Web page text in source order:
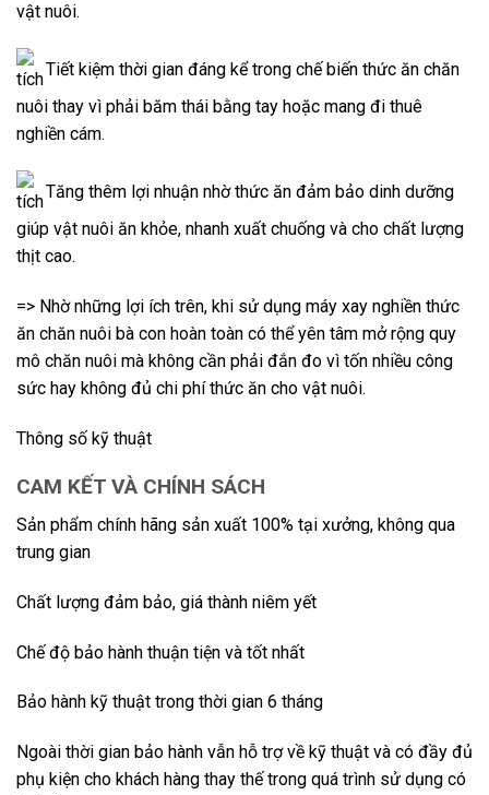
vật nuôi.
Tiết kiệm thời gian đáng kể trong chế biến thức ăn chăn
nuôi thay vì phải băm thái bằng tay hoặc mang đi thuê
nghiền cám.
Tăng thêm lợi nhuận nhờ thức ăn đảm bảo dinh dưỡng
giúp vật nuôi ăn khỏe, nhanh xuất chuống và cho chất lượng
thịt cao.
=> Nhờ những lợi ích trên, khi sử dụng máy xay nghiền thức
ăn chăn nuôi bà con hoàn toàn có thể yên tâm mở rộng quy
mô chăn nuôi mà không cần phải đắn đo vì tốn nhiều công
sức hay không đủ chi phí thức ăn cho vật nuôi.
Thông số kỹ thuật
CAM KẾT VÀ CHÍNH SÁCH
Sản phẩm chính hãng sản xuất 100% tại xưởng, không qua
trung gian
Chất lượng đảm bảo, giá thành niêm yết
Chế độ bảo hành thuận tiện và tốt nhất
Bảo hành kỹ thuật trong thời gian 6 tháng
Ngoài thời gian bảo hành vẫn hỗ trợ về kỹ thuật và có đầy đủ
phụ kiện cho khách hàng thay thế trong quá trình sử dụng có